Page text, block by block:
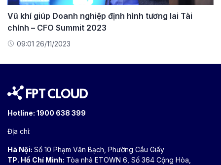
Vũ khí giúp Doanh nghiệp định hình tương lai Tài
chính – CFO Summit 2023
09:01 26/11/2023
Hotline: 1900 638 399
Địa chỉ:
Hà Nội: Số 10 Phạm Văn Bạch, Phường Cầu Giấy
TP. Hồ Chí Minh: Tòa nhà ETOWN 6, Số 364 Cộng Hòa,